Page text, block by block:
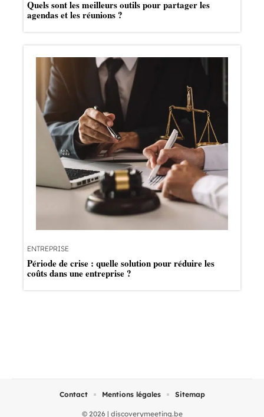
Quels sont les meilleurs outils pour partager les
agendas et les réunions ?
ENTREPRISE
Période de crise : quelle solution pour réduire les
coûts dans une entreprise ?
© 2026 | discoverymeeting.be
Contact Mentions légales Sitemap